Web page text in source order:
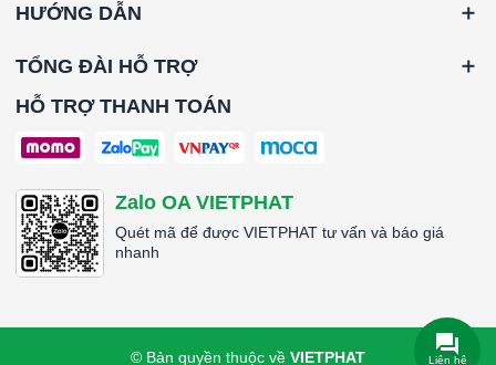
HƯỚNG DẪN
TỔNG ĐÀI HỖ TRỢ
HỖ TRỢ THANH TOÁN
Zalo OA VIETPHAT
Quét mã để được VIETPHAT tư vấn và báo giá
nhanh
© Bản quyền thuộc về VIETPHAT Liên hệ